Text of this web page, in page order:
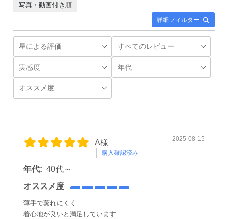
詳細フィルター
写真・動画付き順
A様
購入確認済み
2025-08-15
年代: 40代～
オススメ度
薄手で蒸れにくく
着心地が良いと満足しています